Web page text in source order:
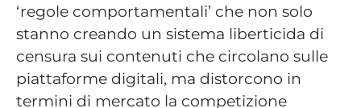
‘regole comportamentali’ che non solo
stanno creando un sistema liberticida di
censura sui contenuti che circolano sulle
piattaforme digitali, ma distorcono in
termini di mercato la competizione